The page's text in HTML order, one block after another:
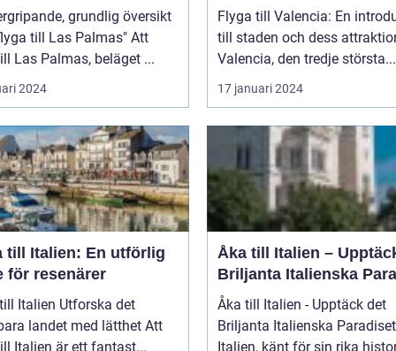
grundlig översikt
till Las Palmas" Att
Las Palmas, beläget ...
2024
Flyga till Valencia: En
till staden och dess
Valencia, den tredje största...
17 januari 2024
till Italien: En utförlig
för resenärer
Utforska det
landet med lätthet Att
Italien är ett fantast...
Åka till Italien –
Briljanta Italienska
Åka till Italien - Upptäck det
Briljanta Italienska Paradiset
Italien, känt för sin rika